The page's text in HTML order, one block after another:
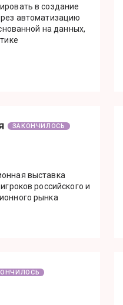
в создание
автоматизацию
на данных,
ЗАКОНЧИЛОСЬ
выставка
российского и
рынка